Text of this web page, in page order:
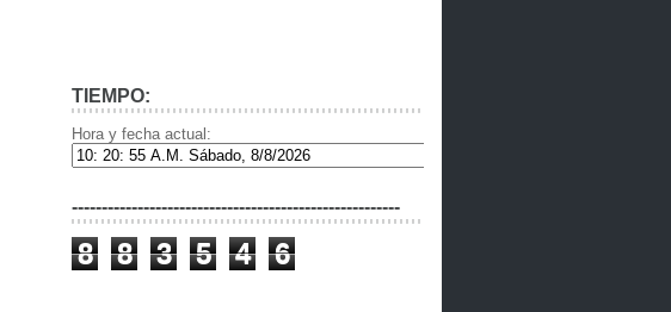
TIEMPO:
Hora y fecha actual:
-------------------------------------------------------
8 8 3 5 4 6